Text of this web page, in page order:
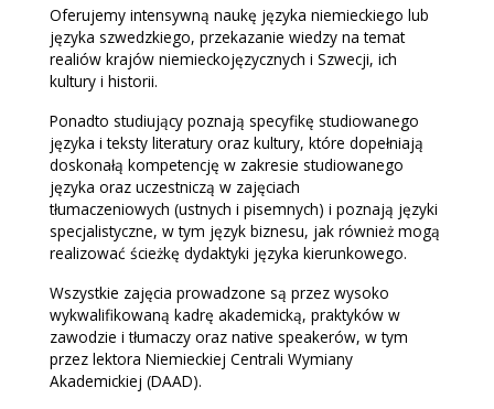
Oferujemy intensywną naukę języka niemieckiego lub
języka szwedzkiego, przekazanie wiedzy na temat
realiów krajów niemieckojęzycznych i Szwecji, ich
kultury i historii.
Ponadto studiujący poznają specyfikę studiowanego
języka i teksty literatury oraz kultury, które dopełniają
doskonałą kompetencję w zakresie studiowanego
języka oraz uczestniczą w zajęciach
tłumaczeniowych (ustnych i pisemnych) i poznają języki
specjalistyczne, w tym język biznesu, jak również mogą
realizować ścieżkę dydaktyki języka kierunkowego.
Wszystkie zajęcia prowadzone są przez wysoko
wykwalifikowaną kadrę akademicką, praktyków w
zawodzie i tłumaczy oraz native speakerów, w tym
przez lektora Niemieckiej Centrali Wymiany
Akademickiej (DAAD).